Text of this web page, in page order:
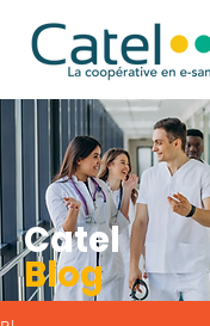
Catel
Blog